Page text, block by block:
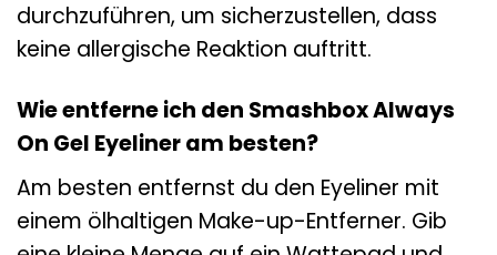
durchzuführen, um sicherzustellen, dass
keine allergische Reaktion auftritt.
Wie entferne ich den Smashbox Always
On Gel Eyeliner am besten?
Am besten entfernst du den Eyeliner mit
einem ölhaltigen Make-up-Entferner. Gib